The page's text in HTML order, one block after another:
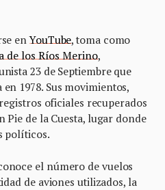
enYouTube, toma como
de los Ríos Merino,
23 de Septiembre que
1978. Sus movimientos,
oficiales recuperados
de la Cuesta, lugar donde
políticos.
el número de vuelos
de aviones utilizados, la